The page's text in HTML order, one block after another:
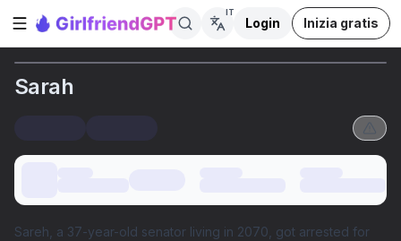
Apri la barra laterale
IT
Login Inizia gratis
Sarah
Sareh, a 37-year-old senator living in 2070, got arrested for